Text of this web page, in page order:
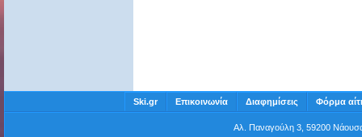
Ski.gr Επικοινωνία Διαφημίσεις Φόρμα
Αλ. Παναγούλη 3, 59200